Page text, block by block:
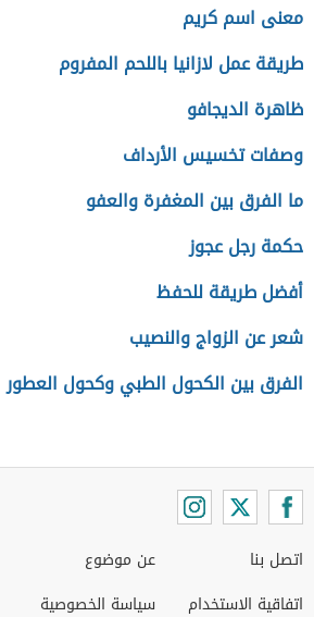
معنى اسم كريم
طريقة عمل لازانيا باللحم المفروم
ظاهرة الديجافو
وصفات تخسيس الأرداف
ما الفرق بين المغفرة والعفو
حكمة رجل عجوز
أفضل طريقة للحفظ
شعر عن الزواج والنصيب
الفرق بين الكحول الطبي وكحول العطور
اتصل بنا
اتفاقية الاستخدام
عن موضوع
سياسة الخصوصية